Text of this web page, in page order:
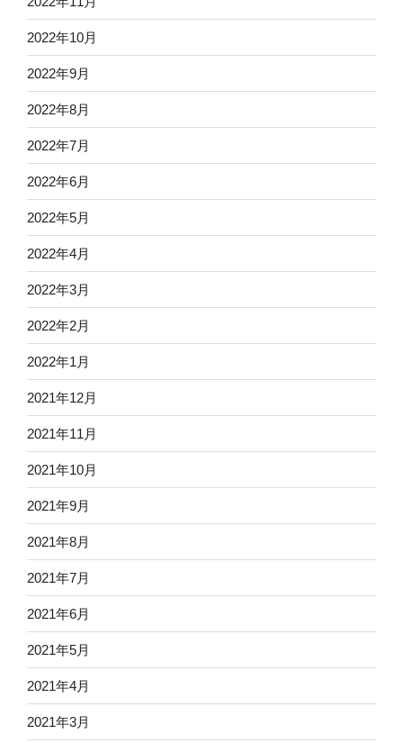
2022年10月
2022年9月
2022年8月
2022年7月
2022年6月
2022年5月
2022年4月
2022年3月
2022年2月
2022年1月
2021年12月
2021年11月
2021年10月
2021年9月
2021年8月
2021年7月
2021年6月
2021年5月
2021年4月
2021年3月